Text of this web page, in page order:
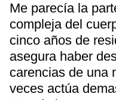
Me parecía la
compleja del
cinco años de
asegura haber
carencias de una
veces actúa